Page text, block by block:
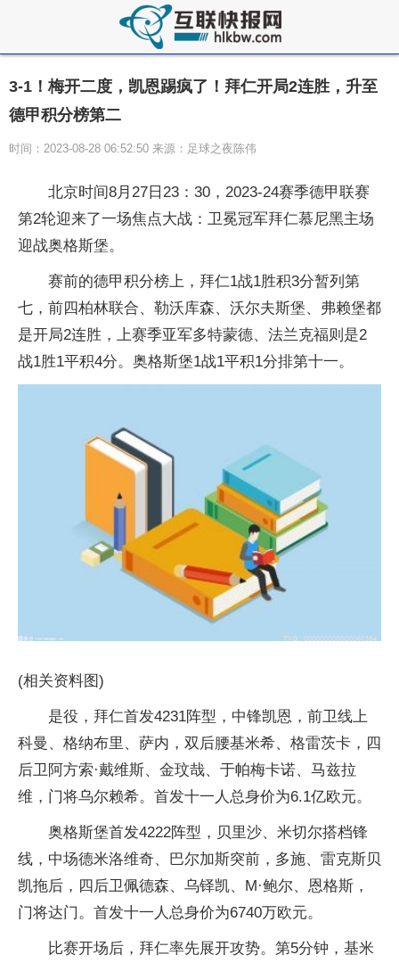
3-1！梅开二度，凯恩踢疯了！拜仁开局2连胜，升至
德甲积分榜第二
时间：2023-08-28 06:52:50 来源：足球之夜陈伟
北京时间8月27日23：30，2023-24赛季德甲联赛
第2轮迎来了一场焦点大战：卫冕冠军拜仁慕尼黑主场
迎战奥格斯堡。
赛前的德甲积分榜上，拜仁1战1胜积3分暂列第
七，前四柏林联合、勒沃库森、沃尔夫斯堡、弗赖堡都
是开局2连胜，上赛季亚军多特蒙德、法兰克福则是2
战1胜1平积4分。奥格斯堡1战1平积1分排第十一。
(相关资料图)
是役，拜仁首发4231阵型，中锋凯恩，前卫线上
科曼、格纳布里、萨内，双后腰基米希、格雷茨卡，四
后卫阿方索·戴维斯、金玟哉、于帕梅卡诺、马兹拉
维，门将乌尔赖希。首发十一人总身价为6.1亿欧元。
奥格斯堡首发4222阵型，贝里沙、米切尔搭档锋
线，中场德米洛维奇、巴尔加斯突前，多施、雷克斯贝
凯拖后，四后卫佩德森、乌铎凯、M·鲍尔、恩格斯，
门将达门。首发十一人总身价为6740万欧元。
比赛开场后，拜仁率先展开攻势。第5分钟，基米